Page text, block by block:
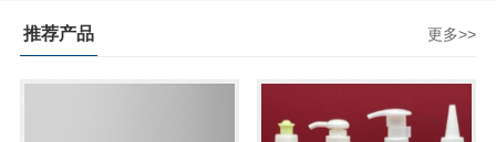
推荐产品 更多>>